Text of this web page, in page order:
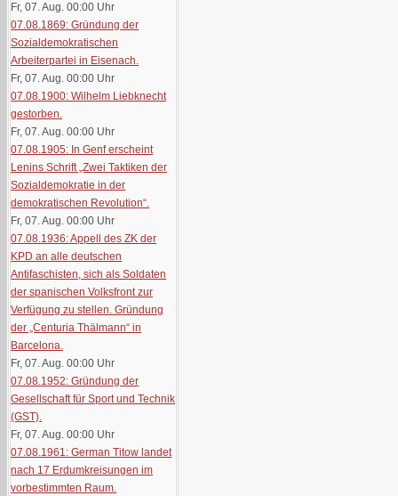
Fr, 07. Aug. 00:00 Uhr
07.08.1869: Gründung der
Sozialdemokratischen
Arbeiterpartei in Eisenach.
Fr, 07. Aug. 00:00 Uhr
07.08.1900: Wilhelm Liebknecht
gestorben.
Fr, 07. Aug. 00:00 Uhr
07.08.1905: In Genf erscheint
Lenins Schrift „Zwei Taktiken der
Sozialdemokratie in der
demokratischen Revolution“.
Fr, 07. Aug. 00:00 Uhr
07.08.1936: Appell des ZK der
KPD an alle deutschen
Antifaschisten, sich als Soldaten
der spanischen Volksfront zur
Verfügung zu stellen. Gründung
der „Centuria Thälmann“ in
Barcelona.
Fr, 07. Aug. 00:00 Uhr
07.08.1952: Gründung der
Gesellschaft für Sport und Technik
(GST).
Fr, 07. Aug. 00:00 Uhr
07.08.1961: German Titow landet
nach 17 Erdumkreisungen im
vorbestimmten Raum.